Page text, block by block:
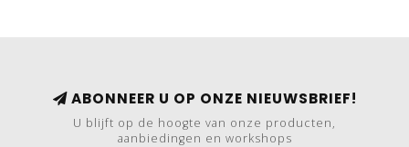
ABONNEER U OP ONZE NIEUWSBRIEF!
U blijft op de hoogte van onze producten,
aanbiedingen en workshops